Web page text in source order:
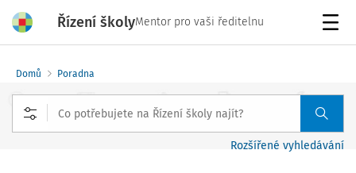
Řízení školyMentor pro vaši ředitelnu
Domů Poradna
Rozšířené vyhledávání